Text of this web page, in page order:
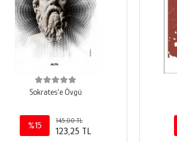
Sokrates’e Övgü
%15
145,00 TL
123,25 TL